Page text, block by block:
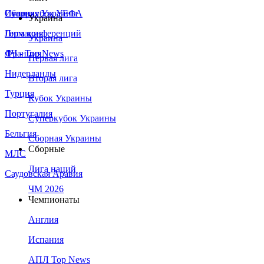
Сборная Украины
Италия
Германия
Франция
Нидерланды
Турция
Португалия
Бельгия
МЛС
Саудовская Аравия
Суперкубок УЕФА
Лига конференций
ЛЧ - Top News
Украина
Украина
Первая лига
Вторая лига
Кубок Украины
Суперкубок Украины
Сборная Украины
Сборные
Лига наций
ЧМ 2026
Чемпионаты
Англия
Испания
АПЛ Top News